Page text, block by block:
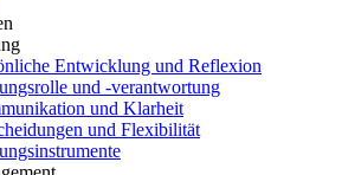
Entwicklung und Reflexion
und -verantwortung
und Klarheit
und Flexibilität